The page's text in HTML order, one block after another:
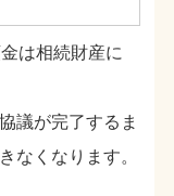
は相続財産に
議が完了するま
なくなります。